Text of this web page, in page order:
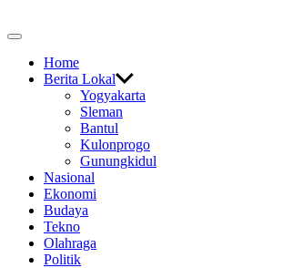
to
Off
CanvasHome
Berita Lokal
Yogyakarta
Sleman
Bantul
Kulonprogo
Gunungkidul
Nasional
Ekonomi
Budaya
Tekno
Olahraga
Politik